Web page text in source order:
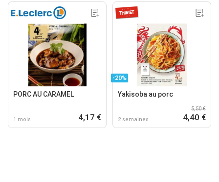
PORC AU CARAMEL
1 mois 4,17 €
-20%
Yakisoba au porc
2 semaines
5,50 €
4,40 €